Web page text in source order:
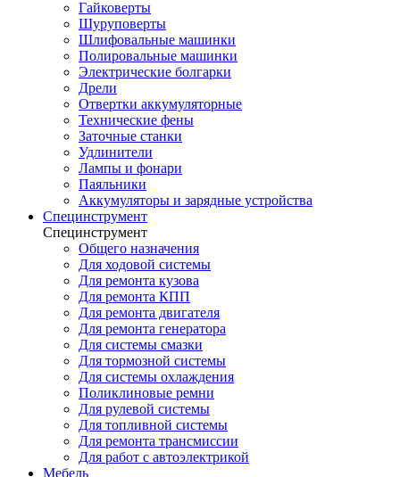
Гайковерты
Шуруповерты
Шлифовальные машинки
Полировальные машинки
Электрические болгарки
Дрели
Отвертки аккумуляторные
Технические фены
Заточные станки
Удлинители
Лампы и фонари
Паяльники
Аккумуляторы и зарядные устройства
Специнструмент
Специнструмент
Общего назначения
Для ходовой системы
Для ремонта кузова
Для ремонта КПП
Для ремонта двигателя
Для ремонта генератора
Для системы смазки
Для тормозной системы
Для системы охлаждения
Поликлиновые ремни
Для рулевой системы
Для топливной системы
Для ремонта трансмиссии
Для работ с автоэлектрикой
Мебель